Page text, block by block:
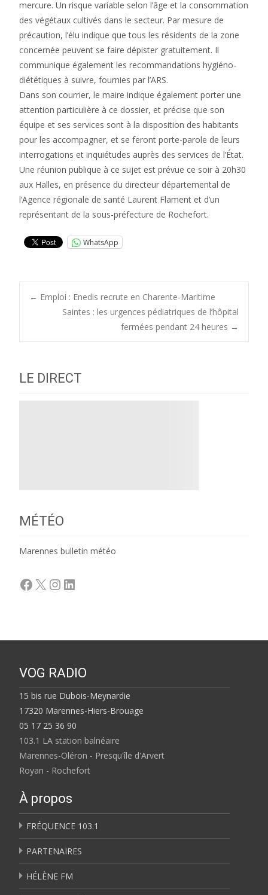
mercure. Un risque variable selon l’âge et la consommation
des végétaux cultivés dans le secteur. Par mesure de
précaution, l’élu indique que tous les résidents de la zone
concernée peuvent se faire dépister gratuitement. Il
communique également les recommandations hygiéno-
diététiques à suivre, fournies par l’ARS.
Dans son courrier, le maire indique également porter une
attention particulière à ce dossier, et précise que son
équipe et ses services sont à la disposition des habitants
pour les accompagner, et se feront porte-parole de leurs
interrogations et inquiétudes auprès des services de l’État.
Une réunion publique à ce sujet est prévue ce soir à 20h30
aux Halles, en présence du directeur départemental de
l’Agence régionale de santé Laurent Flament et d’un
représentant de la sous-préfecture de Rochefort.
WhatsApp
Post
navigation
← Emploi : Enedis recrute en Charente-Maritime
Saintes : les urgences pédiatriques de l’hôpital
fermées pendant 24 heures →
LE DIRECT
MÉTÉO
Marennes bulletin météo
Facebook
X Instagram
LinkedIn
VOG RADIO
15 bis rue Dubois-Meynardie
17320 Marennes-Hiers-Brouage
05 17 25 36 90
103.1 LA station balnéaire
Marennes-Oléron - Presqu'île d'Arvert
Royan - Rochefort
À propos
FRÉQUENCE 103.1
PARTENAIRES
HÉLÈNE FM